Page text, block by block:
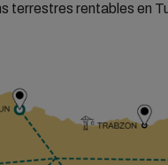
terrestres rentables en